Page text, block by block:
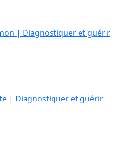
| Diagnostiquer et guérir
| Diagnostiquer et guérir